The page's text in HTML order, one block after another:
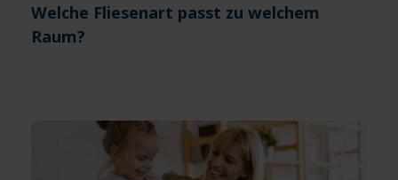
Welche Fliesenart passt zu welchem
Raum?